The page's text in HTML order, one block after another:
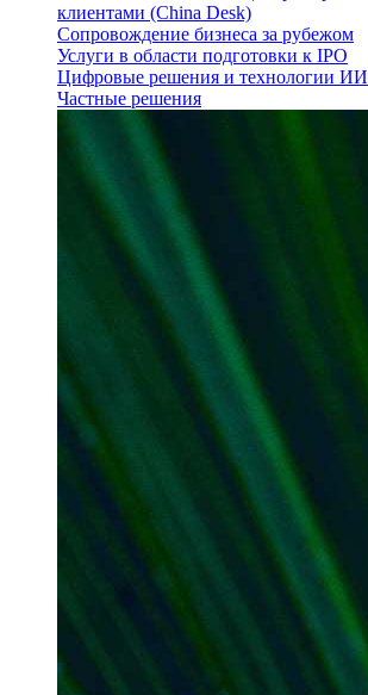
клиентами (China Desk)
Сопровождение бизнеса за рубежом
Услуги в области подготовки к IPO
Цифровые решения и технологии ИИ
Частные решения